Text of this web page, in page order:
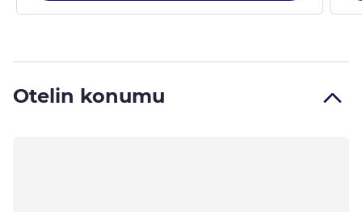
Otelin konumu